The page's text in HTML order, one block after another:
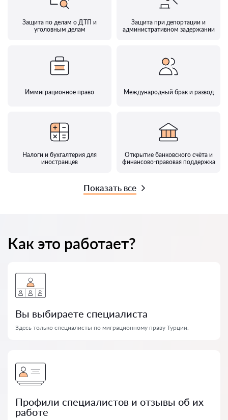
Защита по делам о ДТП и
уголовным делам
Защита при депортации и
административном задержании
Иммиграционное право Международный брак и развод
Налоги и бухгалтерия для
иностранцев
Открытие банковского счёта и
финансово-правовая поддержка
Показать все
Как это работает?
Вы выбираете специалиста
Здесь только специалисты по миграционному праву Турции.
Профили специалистов и отзывы об их
работе